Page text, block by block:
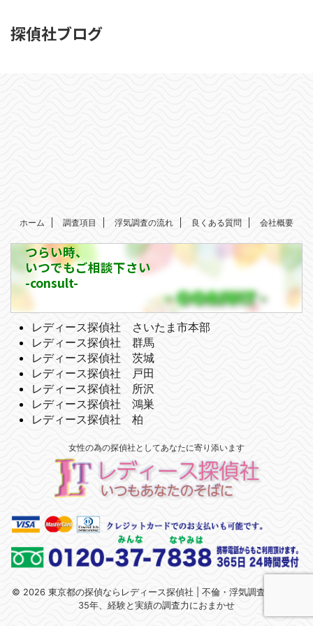
探偵社ブログ
ホーム 調査項目 浮気調査の流れ 良くある質問 会社概要
つらい時、
いつでもご相談下さい
-consult-
レディース探偵社 さいたま市本部
レディース探偵社 群馬
レディース探偵社 茨城
レディース探偵社 戸田
レディース探偵社 所沢
レディース探偵社 鴻巣
レディース探偵社 柏
女性の為の探偵社としてあなたに寄り添います
© 2026 東京都の探偵ならレディース探偵社 | 不倫・浮気調査 | 関東で
35年、経験と実績の調査力におまかせ